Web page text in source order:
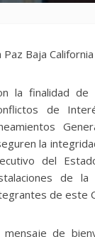
Paz Baja
la finalidad
de
la
del
de
de este
mensaje de